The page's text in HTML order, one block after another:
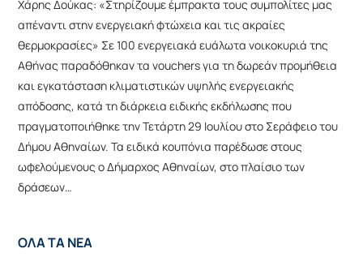
Χάρης Δούκας: «Στηρίζουμε έμπρακτα τους συμπολίτες μας
απέναντι στην ενεργειακή φτώχεια και τις ακραίες
θερμοκρασίες» Σε 100 ενεργειακά ευάλωτα νοικοκυριά της
Αθήνας παραδόθηκαν τα vouchers για τη δωρεάν προμήθεια
και εγκατάσταση κλιματιστικών υψηλής ενεργειακής
απόδοσης, κατά τη διάρκεια ειδικής εκδήλωσης που
πραγματοποιήθηκε την Τετάρτη 29 Ιουλίου στο Σεράφειο του
Δήμου Αθηναίων. Τα ειδικά κουπόνια παρέδωσε στους
ωφελούμενους ο Δήμαρχος Αθηναίων, στο πλαίσιο των
δράσεων…
ΟΛΑ ΤΑ ΝΕΑ